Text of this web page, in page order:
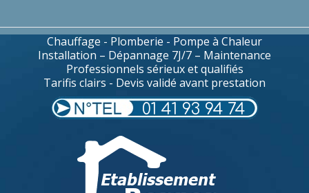
Chauffage - Plomberie - Pompe à Chaleur
Installation – Dépannage 7J/7 – Maintenance
Professionnels sérieux et qualifiés
Tarifis clairs - Devis validé avant prestation
01 41 93 94 74